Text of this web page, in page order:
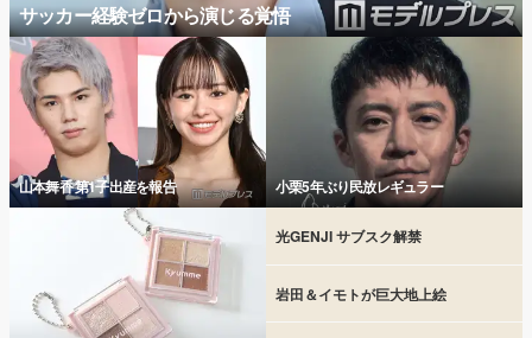
サッカー経験ゼロから演じる覚悟
山本舞香 第1子出産を報告 小栗5年ぶり民放レギュラー
光GENJI サブスク解禁
岩田＆イモトが巨大地上絵